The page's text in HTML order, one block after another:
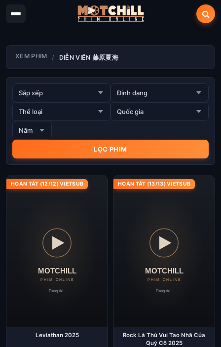
XEM PHIM DIỄN VIÊN 藤原夏海
HOÀN TẤT (12/12) VIETSUB
Leviathan 2025
HOÀN TẤT (13/13) VIETSUB
Rock Là Thú Vui Tao Nhã Của
Quý Cô 2025